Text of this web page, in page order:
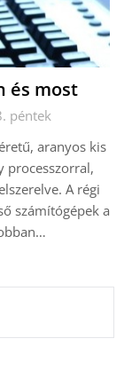
és most
péntek
aranyos kis
processzorral,
A régi
számítógépek a